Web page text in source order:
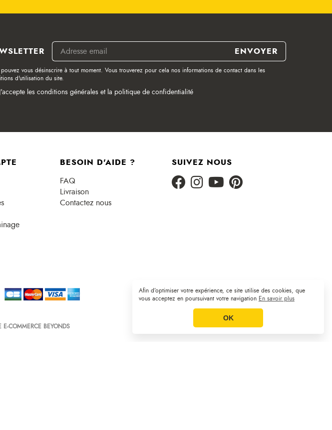
Afin d’optimiser votre expérience, ce site utilise des cookies, que
vous acceptez en poursuivant votre navigation En savoir plus
OK
vous désinscrire à tout moment. Vous trouverez pour cela nos informations de contact dans les
d'utilisation du site.
J'accepte les conditions générales et la politique de confidentialité
BESOIN D'AIDE ?
FAQ
Livraison
Contactez nous
SUIVEZ NOUS
Plan du site | CGV | Mentions légales
COMMERCE BEYONDS